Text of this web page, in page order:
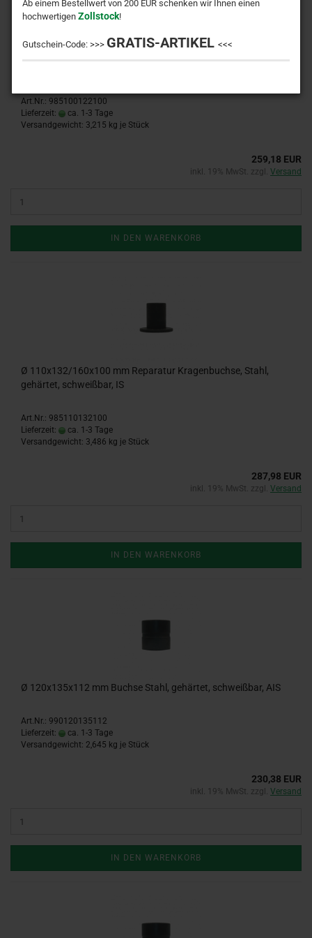
Ab einem Bestellwert von 200 EUR schenken wir Ihnen einen
hochwertigen Zollstock!
Gutschein-Code: >>> GRATIS-ARTIKEL <<<
Art.Nr.: 985100122100
Lieferzeit:
ca. 1-3 Tage
Versandgewicht: 3,215 kg je Stück
259,18 EUR
inkl. 19% MwSt. zzgl. Versand
IN DEN WARENKORB
Ø 110x132/160x100 mm Reparatur Kragenbuchse, Stahl,
gehärtet, schweißbar, IS
Art.Nr.: 985110132100
Lieferzeit:
ca. 1-3 Tage
Versandgewicht: 3,486 kg je Stück
287,98 EUR
inkl. 19% MwSt. zzgl. Versand
IN DEN WARENKORB
Ø 120x135x112 mm Buchse Stahl, gehärtet, schweißbar, AIS
Art.Nr.: 990120135112
Lieferzeit:
ca. 1-3 Tage
Versandgewicht: 2,645 kg je Stück
230,38 EUR
inkl. 19% MwSt. zzgl. Versand
IN DEN WARENKORB